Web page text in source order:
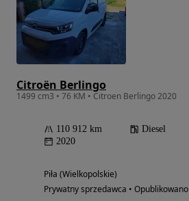
Citroën Berlingo
1499 cm3 • 76 KM • Citroen Berlingo 2020
110 912 km Diesel
2020
Piła (Wielkopolskie)
Prywatny sprzedawca • Opublikowano